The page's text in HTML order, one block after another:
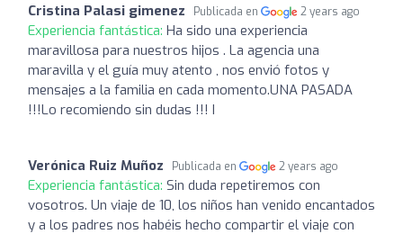
Cristina Palasi gimenez Publicada en 2 years ago
Experiencia fantástica: Ha sido una experiencia
maravillosa para nuestros hijos . La agencia una
maravilla y el guía muy atento , nos envió fotos y
mensajes a la familia en cada momento.UNA PASADA
!!!Lo recomiendo sin dudas !!! I
Verónica Ruiz Muñoz Publicada en 2 years ago
Experiencia fantástica: Sin duda repetiremos con
vosotros. Un viaje de 10, los niños han venido encantados
y a los padres nos habéis hecho compartir el viaje con